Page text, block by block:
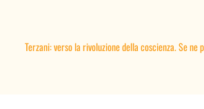
Terzani: verso la rivoluzione della coscienza. Se